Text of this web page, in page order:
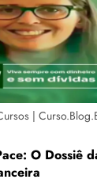
|
O Dossiê